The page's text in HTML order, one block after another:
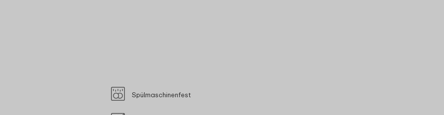
Spülmaschinenfest